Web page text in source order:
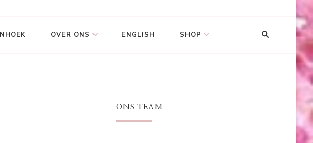
OVER ONS ENGLISH SHOP
ONS TEAM